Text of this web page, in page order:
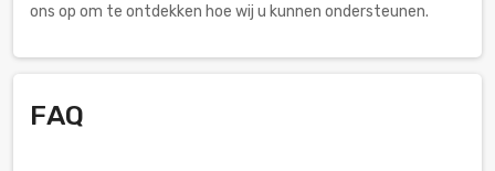
ons op om te ontdekken hoe wij u kunnen ondersteunen.
FAQ